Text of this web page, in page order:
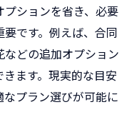
ションを省き、必要
です。例えば、合同
どの追加オプション
ます。現実的な目安
プラン選びが可能に